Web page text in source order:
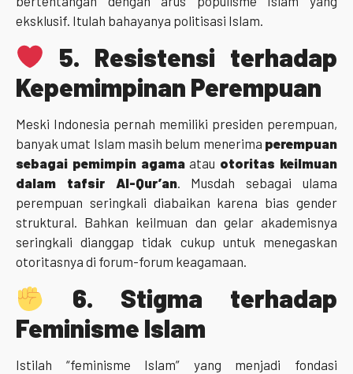
eksklusif. Itulah bahayanya politisasi Islam.
5. Resistensi terhadap
Kepemimpinan Perempuan
Meski Indonesia pernah memiliki presiden perempuan,
banyak umat Islam masih belum menerima perempuan
sebagai pemimpin agamaatau otoritas keilmuan
dalam tafsir Al-Qur’an. Musdah sebagai ulama
perempuan seringkali diabaikan karena bias gender
struktural. Bahkan keilmuan dan gelar akademisnya
seringkali dianggap tidak cukup untuk menegaskan
otoritasnya di forum-forum keagamaan.
6. Stigma terhadap
Feminisme Islam
Istilah “feminisme Islam” yang menjadi fondasi